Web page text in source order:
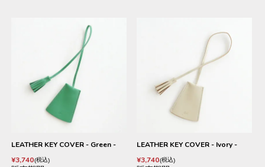
LEATHER KEY COVER - Green -
¥3,740 税込
LEATHER KEY COVER - Ivory -
¥3,740 税込